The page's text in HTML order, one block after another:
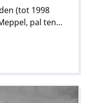
(tot 1998
pal ten
Zwolle.